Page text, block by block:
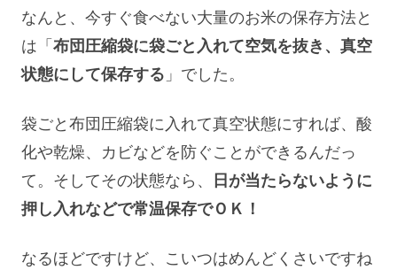
なんと、今すぐ食べない大量のお米の保存方法と
は「布団圧縮袋に袋ごと入れて空気を抜き、真空
状態にして保存する 」でした。
袋ごと布団圧縮袋に入れて真空状態にすれば、酸
化や乾燥、カビなどを防ぐことができるんだっ
て。そしてその状態なら、 日が当たらないように
押し入れなどで常温保存でＯＫ！
なるほどですけど、こいつはめんどくさいですね